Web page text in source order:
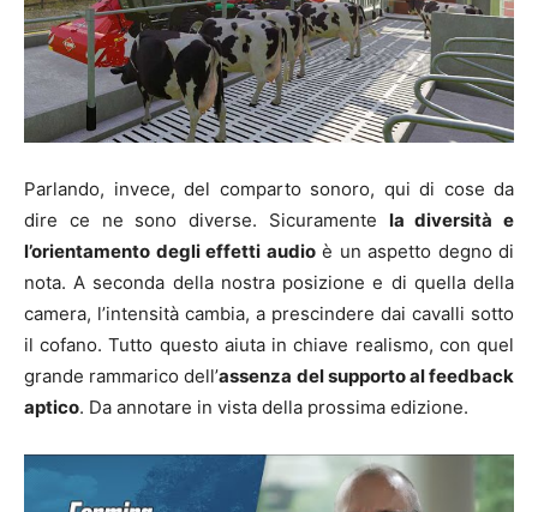
Parlando, invece, del comparto sonoro, qui di cose da
dire ce ne sono diverse. Sicuramente la diversità e
l’orientamento degli effetti audioè un aspetto degno di
nota. A seconda della nostra posizione e di quella della
camera, l’intensità cambia, a prescindere dai cavalli sotto
il cofano. Tutto questo aiuta in chiave realismo, con quel
grande rammarico dell’assenza del supporto al feedback
aptico. Da annotare in vista della prossima edizione.